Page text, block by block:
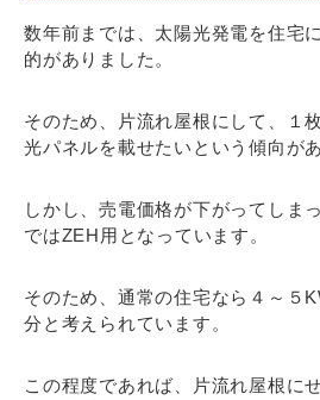
数年前までは、太陽光発電を住宅
的がありました。
そのため、片流れ屋根にして、１
光パネルを載せたいという傾向が
しかし、売電価格が下がってしま
ではZEH用となっています。
そのため、通常の住宅なら４～５
分と考えられています。
この程度であれば、片流れ屋根に